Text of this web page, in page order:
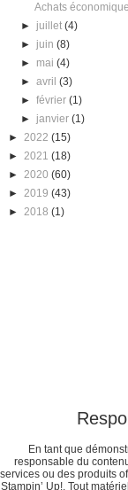
Achats
► juillet (4)
► juin (8)
► mai (4)
►avril (3)
►février (1)
► janvier (1)
► 2022 (15)
► 2021 (18)
► 2020 (60)
► 2019 (43)
► 2018 (1)
En tant que
responsable du
services ou des produits
Stampin’ Up!. Tout